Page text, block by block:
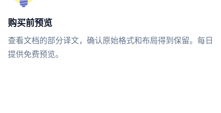
购买前预览
查看文档的部分译文，确认原始格式和布局得到保留。每日
提供免费预览。